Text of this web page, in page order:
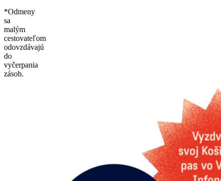
*Odmeny
sa
malým
cestovateľom
odovzdávajú
do
vyčerpania
zásob.